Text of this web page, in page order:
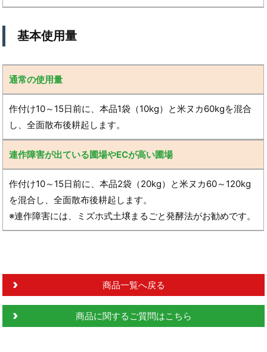
基本使用量
通常の使用量
作付け10～15日前に、本品1袋（10kg）と米ヌカ60kgを混合
し、全面散布後耕起します。
連作障害が出ている圃場やECが高い圃場
作付け10～15日前に、本品2袋（20kg）と米ヌカ60～120kg
を混合し、全面散布後耕起します。
※連作障害には、ミズホ式土壌まるごと発酵法がお勧めです。
商品一覧へ戻る
商品に関するご質問はこちら